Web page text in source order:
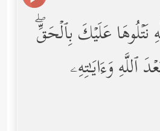
نَتۡلُوهَا عَلَیۡكَ بِٱلۡحَقِّۖ
وَءَایَـٰتِهِۦ